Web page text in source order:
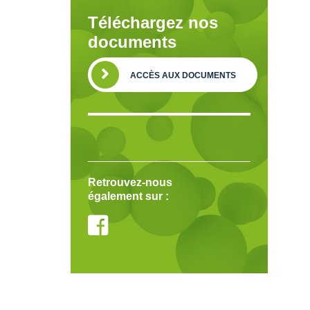
Téléchargez nos
documents
ACCÈS AUX DOCUMENTS
Retrouvez-nous
également sur :